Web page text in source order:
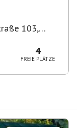
103,
4
FREIE PLÄTZE